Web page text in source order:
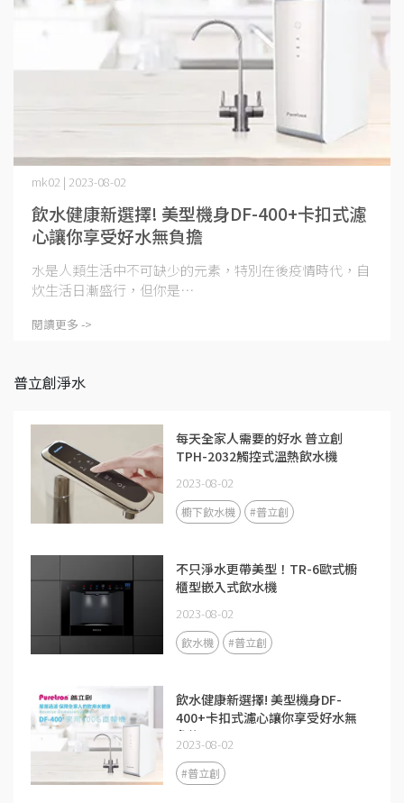
飲水健康新選擇! 美型機身DF-400+卡扣式濾
心讓你享受好水無負擔
mk02 | 2023-08-02
水是人類生活中不可缺少的元素，特別在後疫情時代，自
炊生活日漸盛行，但你是⋯
閱讀更多 ->
普立創淨水
每天全家人需要的好水 普立創
TPH-2032觸控式溫熱飲水機
2023-08-02
櫥下飲水機 #普立創
不只淨水更帶美型！TR-6歐式櫥
櫃型嵌入式飲水機
2023-08-02
飲水機 #普立創
飲水健康新選擇! 美型機身DF-
400+卡扣式濾心讓你享受好水無
負擔
2023-08-02
#普立創